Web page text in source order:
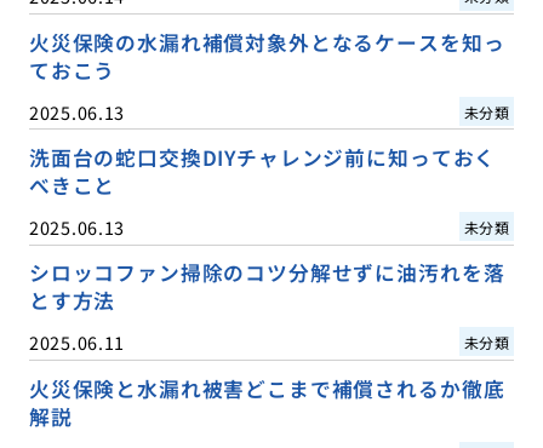
火災保険の水漏れ補償対象外となるケースを知っ
ておこう
2025.06.13 未分類
洗面台の蛇口交換DIYチャレンジ前に知っておく
べきこと
2025.06.13 未分類
シロッコファン掃除のコツ分解せずに油汚れを落
とす方法
2025.06.11 未分類
火災保険と水漏れ被害どこまで補償されるか徹底
解説